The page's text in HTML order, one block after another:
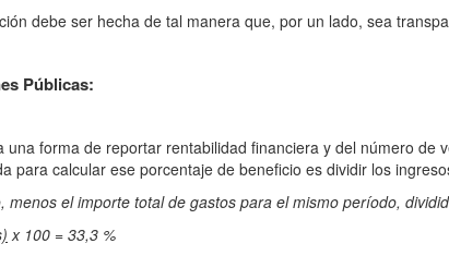
debe ser hecha de tal manera que, por un lado, sea
Públicas:
una forma de reportar rentabilidad financiera y del número
para calcular ese porcentaje de beneficio es dividir los
el importe total de gastos para el mismo período,
x 100 = 33,3 %